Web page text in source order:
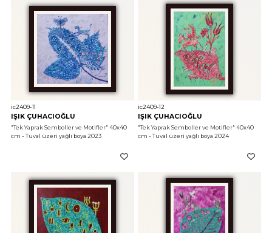
ic2409-11
IŞIK ÇUHACIOĞLU
"Tek Yaprak Semboller ve Motifler" 40x40
cm - Tuval üzeri yağlı boya 2023
ic2409-12
IŞIK ÇUHACIOĞLU
"Tek Yaprak Semboller ve Motifler" 40x40
cm - Tuval üzeri yağlı boya 2024